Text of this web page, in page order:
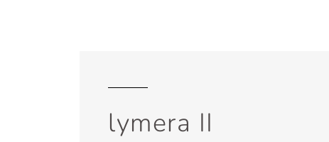
lymera II